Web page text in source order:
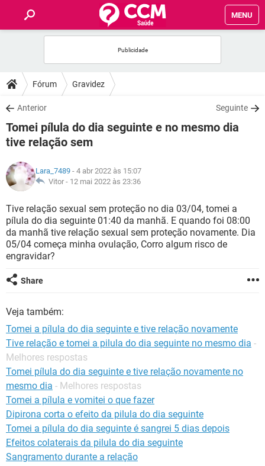
MENU
FÓRUM
SAÚDE
FAMÍLIA
NUTRIÇÃO
SEXUALIDADE
GLOSSÁRIO
Fórum Gravidez
Anterior Seguinte
Tomei pílula do dia seguinte e no mesmo dia
tive relação sem
Lara_7489 - 4 abr 2022 às 15:07
Vitor - 12 mai 2022 às 23:36
Tive relação sexual sem proteção no dia 03/04, tomei a
pílula do dia seguinte 01:40 da manhã. E quando foi 08:00
da manhã tive relação sexual sem proteção novamente. Dia
05/04 começa minha ovulação, Corro algum risco de
engravidar?
Share
Veja também:
Tomei a pílula do dia seguinte e tive relação novamente
Tive relação e tomei a pilula do dia seguinte no mesmo dia -
Melhores respostas
Tomei pílula do dia seguinte e tive relação novamente no
mesmo dia - Melhores respostas
Tomei a pílula e vomitei o que fazer
Dipirona corta o efeito da pilula do dia seguinte
Tomei a pílula do dia seguinte é sangrei 5 dias depois
Efeitos colaterais da pilula do dia seguinte
Sangramento durante a relação